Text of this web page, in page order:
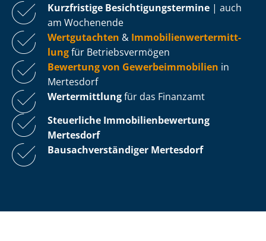
Kurzfristige Be­sich­ti­gungs­ter­mi­ne | auch
am Wochenende
Wertgutachten & Im­mo­bi­li­en­wert­ermitt­
lungfür Be­triebs­ver­mö­gen
Bewertung von Ge­wer­be­im­mo­bi­li­en in
Mertesdorf
Wertermittlungfür das Finanzamt
Steuerliche Im­mo­bi­li­en­be­wer­tung
Mertesdorf
Bau­sach­ver­stän­di­ger Mertesdorf